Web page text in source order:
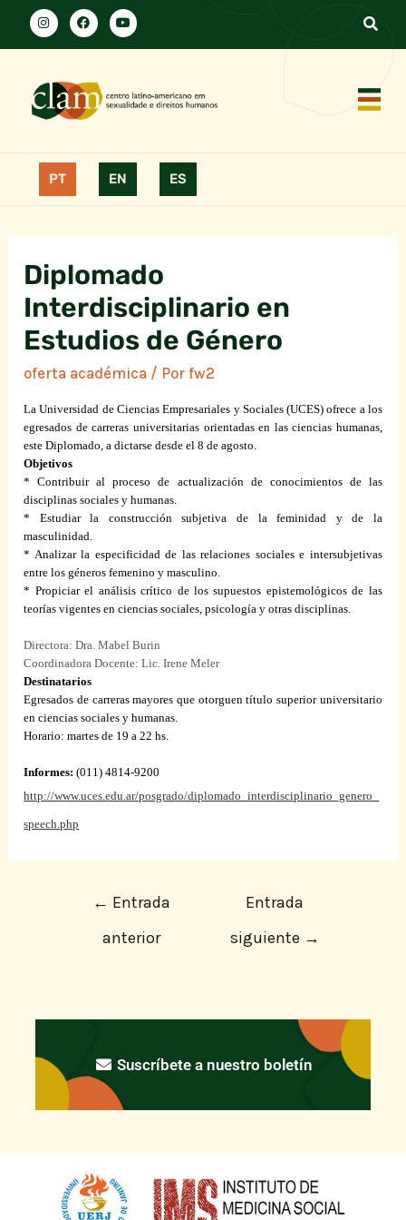
PT EN ES
Diplomado
Interdisciplinario en
Estudios de Género
oferta académica / Porfw2
La Universidad de Ciencias Empresariales y Sociales (UCES) ofrece a los
egresados de carreras universitarias orientadas en las ciencias humanas,
este Diplomado, a dictarse desde el 8 de agosto.
Objetivos
* Contribuir al proceso de actualización de conocimientos de las
disciplinas sociales y humanas.
* Estudiar la construcción subjetiva de la feminidad y de la
masculinidad.
* Analizar la especificidad de las relaciones sociales e intersubjetivas
entre los géneros femenino y masculino.
* Propiciar el análisis crítico de los supuestos epistemológicos de las
teorías vigentes en ciencias sociales, psicología y otras disciplinas.
Directora: Dra. Mabel Burin
Coordinadora Docente: Lic. Irene Meler
Destinatarios
Egresados de carreras mayores que otorguen título superior universitario
en ciencias sociales y humanas.
Horario: martes de 19 a 22 hs.
Informes:(011) 4814-9200
http://www.uces.edu.ar/posgrado/diplomado_interdisciplinario_genero_
speech.php
← Entrada
anterior
Entrada
siguiente →
Suscríbete a nuestro boletín